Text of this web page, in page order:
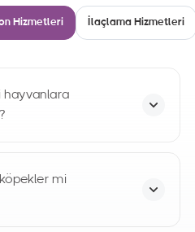
Hizmetleri İlaçlama Hizmetleri
hayvanlara
rahim ve yumurtalık,
ile alınması şeklinde
mi